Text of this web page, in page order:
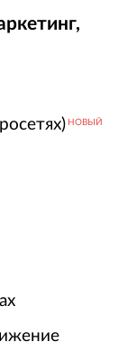
НОВЫЙ